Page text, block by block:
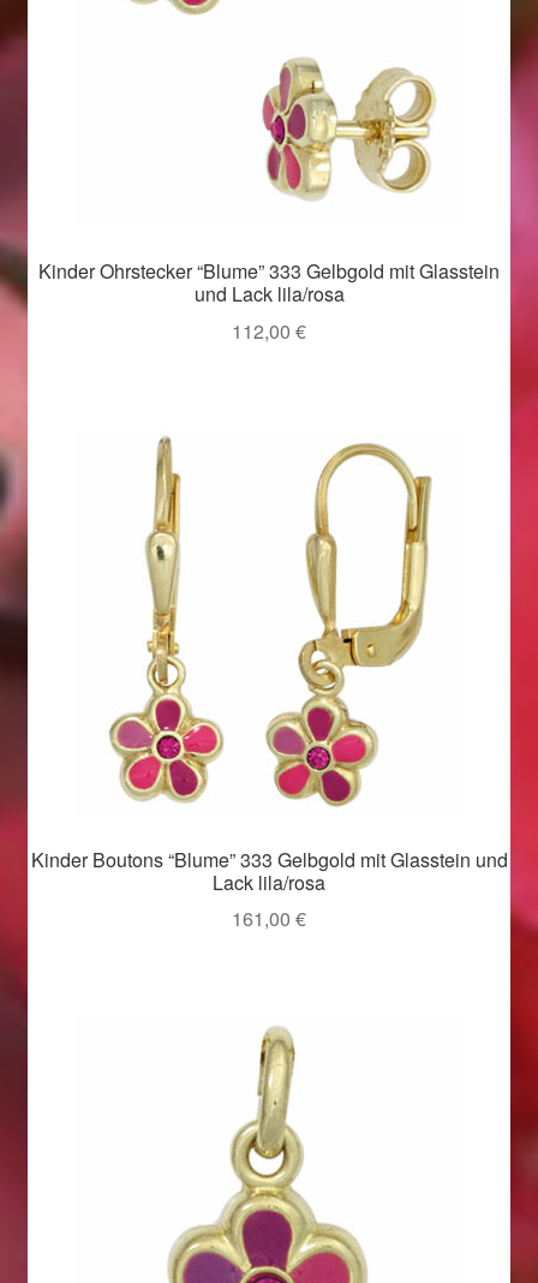
Kinder Ohrstecker “Blume” 333 Gelbgold mit Glasstein
und Lack lila/rosa
112,00 €
Kinder Boutons “Blume” 333 Gelbgold mit Glasstein und
Lack lila/rosa
161,00 €